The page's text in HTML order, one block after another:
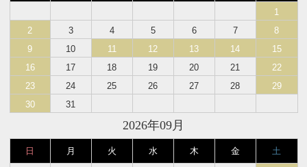
1
2
3 4 5 6 7
8
9
10 11 12 13 14
15
16
17 18 19 20 21
22
23
24 25 26 27 28
29
30
31
2026年09月
日 月 火 水 木 金 土